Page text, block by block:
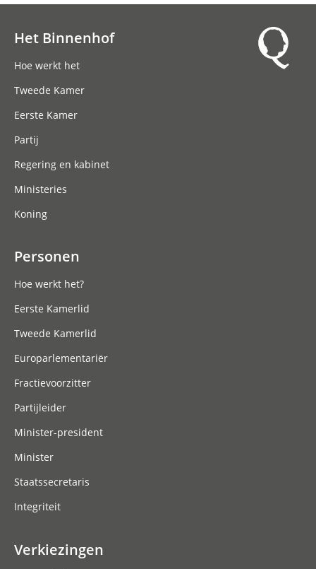
Het Binnenhof
Hoe werkt het
Tweede Kamer
Eerste Kamer
Partij
Regering en kabinet
Ministeries
Koning
Personen
Hoe werkt het?
Eerste Kamerlid
Tweede Kamerlid
Europarlementariër
Fractievoorzitter
Partijleider
Minister-president
Minister
Staatssecretaris
Integriteit
Verkiezingen